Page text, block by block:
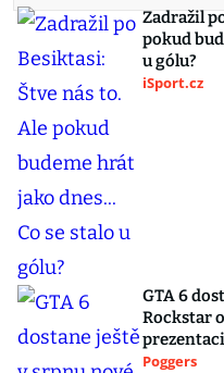
Zadražil
pokud
u gólu?
iSport.cz
GTA 6
Rockstar
prezentaci
Poggers